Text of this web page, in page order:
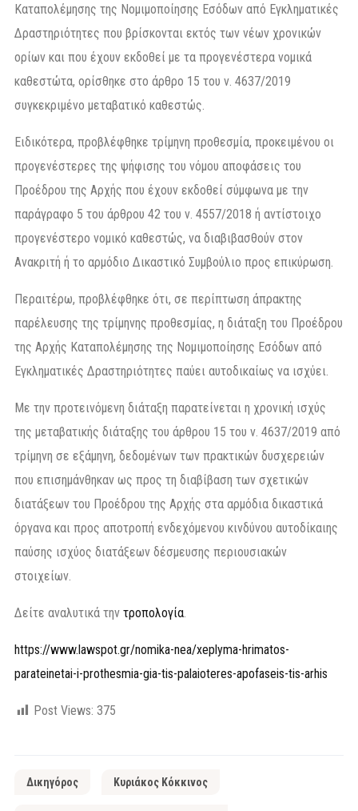
Καταπολέμησης της Νομιμοποίησης Εσόδων από Εγκληματικές
Δραστηριότητες που βρίσκονται εκτός των νέων χρονικών
ορίων και που έχουν εκδοθεί με τα προγενέστερα νομικά
καθεστώτα, ορίσθηκε στο άρθρο 15 του ν. 4637/2019
συγκεκριμένο μεταβατικό καθεστώς.
Ειδικότερα, προβλέφθηκε τρίμηνη προθεσμία, προκειμένου οι
προγενέστερες της ψήφισης του νόμου αποφάσεις του
Προέδρου της Αρχής που έχουν εκδοθεί σύμφωνα με την
παράγραφο 5 του άρθρου 42 του ν. 4557/2018 ή αντίστοιχο
προγενέστερο νομικό καθεστώς, να διαβιβασθούν στον
Ανακριτή ή το αρμόδιο Δικαστικό Συμβούλιο προς επικύρωση.
Περαιτέρω, προβλέφθηκε ότι, σε περίπτωση άπρακτης
παρέλευσης της τρίμηνης προθεσμίας, η διάταξη του Προέδρου
της Αρχής Καταπολέμησης της Νομιμοποίησης Εσόδων από
Εγκληματικές Δραστηριότητες παύει αυτοδικαίως να ισχύει.
Με την προτεινόμενη διάταξη παρατείνεται η χρονική ισχύς
της μεταβατικής διάταξης του άρθρου 15 του ν. 4637/2019 από
τρίμηνη σε εξάμηνη, δεδομένων των πρακτικών δυσχερειών
που επισημάνθηκαν ως προς τη διαβίβαση των σχετικών
διατάξεων του Προέδρου της Αρχής στα αρμόδια δικαστικά
όργανα και προς αποτροπή ενδεχόμενου κινδύνου αυτοδίκαιης
παύσης ισχύος διατάξεων δέσμευσης περιουσιακών
στοιχείων.
Δείτε αναλυτικά την τροπολογία
https://www.lawspot.gr/nomika-nea/xeplyma-hrimatos-
parateinetai-i-prothesmia-gia-tis-palaioteres-apofaseis-tis-arhis
Post Views: 375
Δικηγόρος Κυριάκος Κόκκινος